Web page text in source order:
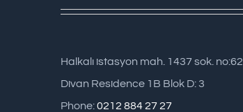
Halkalı istasyon mah. 1437 sok. no:62
Divan Residence 1B Blok D: 3
Phone:0212 884 27 27